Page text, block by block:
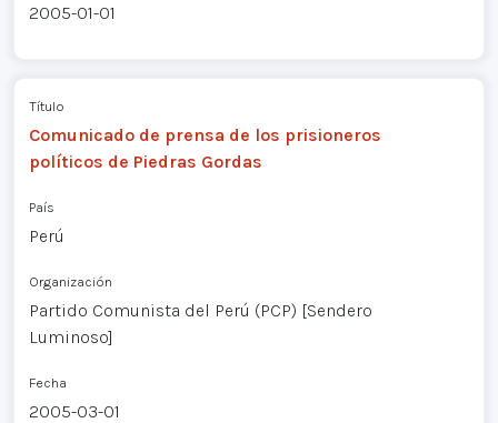
2005-01-01
Título
Comunicado de prensa de los prisioneros
políticos de Piedras Gordas
País
Perú
Organización
Partido Comunista del Perú (PCP) [Sendero
Luminoso]
Fecha
2005-03-01